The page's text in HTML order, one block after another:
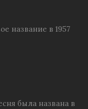
название в 1957
была названа в